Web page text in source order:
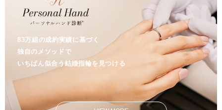
83万組の成約実績に基づく
独自のメソッドで
いちばん似合う結婚指輪を見つける